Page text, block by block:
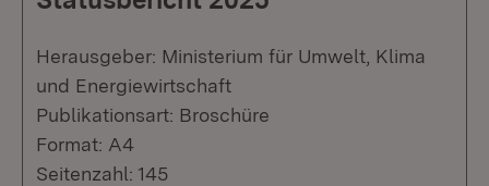
Herausgeber: Ministerium für Umwelt, Klima
und Energiewirtschaft
Publikationsart: Broschüre
Format: A4
Seitenzahl: 145